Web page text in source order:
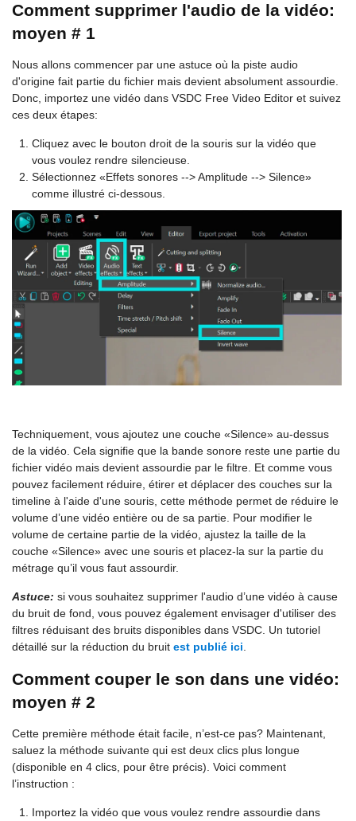
Comment supprimer l'audio de la vidéo:
moyen # 1
Nous allons commencer par une astuce où la piste audio
d'origine fait partie du fichier mais devient absolument assourdie.
Donc, importez une vidéo dans VSDC Free Video Editor et suivez
ces deux étapes:
Cliquez avec le bouton droit de la souris sur la vidéo que
vous voulez rendre silencieuse.
Sélectionnez «Effets sonores --> Amplitude --> Silence»
comme illustré ci-dessous.
Techniquement, vous ajoutez une couche «Silence» au-dessus
de la vidéo. Cela signifie que la bande sonore reste une partie du
fichier vidéo mais devient assourdie par le filtre. Et comme vous
pouvez facilement réduire, étirer et déplacer des couches sur la
timeline à l'aide d'une souris, cette méthode permet de réduire le
volume d’une vidéo entière ou de sa partie. Pour modifier le
volume de certaine partie de la vidéo, ajustez la taille de la
couche «Silence» avec une souris et placez-la sur la partie du
métrage qu’il vous faut assourdir.
Astuce: si vous souhaitez supprimer l'audio d’une vidéo à cause
du bruit de fond, vous pouvez également envisager d'utiliser des
filtres réduisant des bruits disponibles dans VSDC. Un tutoriel
détaillé sur la réduction du bruit est publié ici.
Comment couper le son dans une vidéo:
moyen # 2
Cette première méthode était facile, n’est-ce pas? Maintenant,
saluez la méthode suivante qui est deux clics plus longue
(disponible en 4 clics, pour être précis). Voici comment
l’instruction :
Importez la vidéo que vous voulez rendre assourdie dans